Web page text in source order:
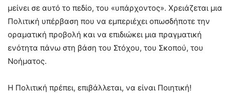
μείνει σε αυτό το πεδίο, του «υπάρχοντος». Χρειάζεται μια
Πολιτική υπέρβαση που να εμπεριέχει οπωσδήποτε την
οραματική προβολή και να επιδιώκει μια πραγματική
ενότητα πάνω στη βάση του Στόχου, του Σκοπού, του
Νοήματος.
Η Πολιτική πρέπει, επιβάλλεται, να είναι Ποιητική!